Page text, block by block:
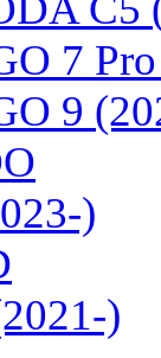
7
9
)
)